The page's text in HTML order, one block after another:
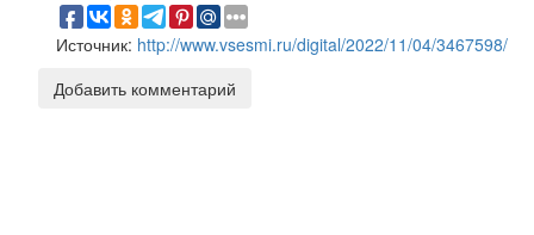
Источник: http://www.vsesmi.ru/digital/2022/11/04/3467598/
Добавить комментарий